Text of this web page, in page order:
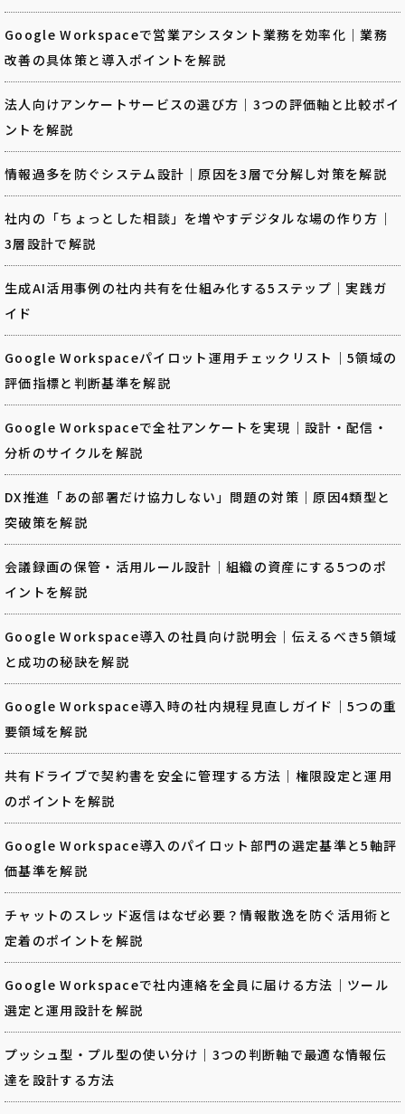
Google Workspaceで営業アシスタント業務を効率化｜業務
改善の具体策と導入ポイントを解説
法人向けアンケートサービスの選び方｜3つの評価軸と比較ポイ
ントを解説
情報過多を防ぐシステム設計｜原因を3層で分解し対策を解説
社内の「ちょっとした相談」を増やすデジタルな場の作り方｜
3層設計で解説
生成AI活用事例の社内共有を仕組み化する5ステップ｜実践ガ
イド
Google Workspaceパイロット運用チェックリスト｜5領域の
評価指標と判断基準を解説
Google Workspaceで全社アンケートを実現｜設計・配信・
分析のサイクルを解説
DX推進「あの部署だけ協力しない」問題の対策｜原因4類型と
突破策を解説
会議録画の保管・活用ルール設計｜組織の資産にする5つのポ
イントを解説
Google Workspace導入の社員向け説明会｜伝えるべき5領域
と成功の秘訣を解説
Google Workspace導入時の社内規程見直しガイド｜5つの重
要領域を解説
共有ドライブで契約書を安全に管理する方法｜権限設定と運用
のポイントを解説
Google Workspace導入のパイロット部門の選定基準と5軸評
価基準を解説
チャットのスレッド返信はなぜ必要？情報散逸を防ぐ活用術と
定着のポイントを解説
Google Workspaceで社内連絡を全員に届ける方法｜ツール
選定と運用設計を解説
プッシュ型・プル型の使い分け｜3つの判断軸で最適な情報伝
達を設計する方法